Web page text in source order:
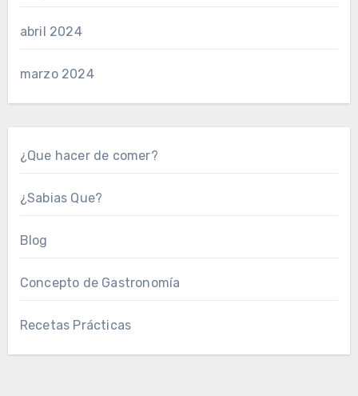
abril 2024
marzo 2024
¿Que hacer de comer?
¿Sabias Que?
Blog
Concepto de Gastronomía
Recetas Prácticas